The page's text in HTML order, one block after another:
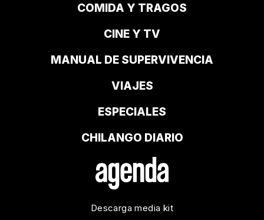
COMIDA Y TRAGOS
CINE Y TV
MANUAL DE SUPERVIVENCIA
VIAJES
ESPECIALES
CHILANGO DIARIO
Descarga media kit